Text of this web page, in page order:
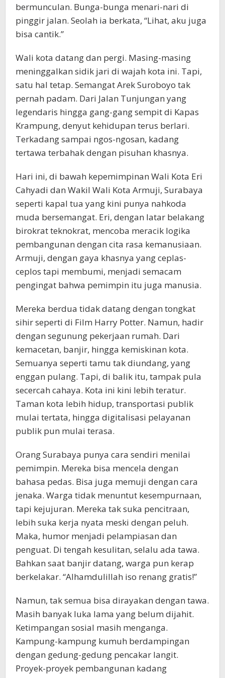
bermunculan. Bunga-bunga menari-nari di
pinggir jalan. Seolah ia berkata, “Lihat, aku juga
bisa cantik.”
Wali kota datang dan pergi. Masing-masing
meninggalkan sidik jari di wajah kota ini. Tapi,
satu hal tetap. Semangat Arek Suroboyo tak
pernah padam. Dari Jalan Tunjungan yang
legendaris hingga gang-gang sempit di Kapas
Krampung, denyut kehidupan terus berlari.
Terkadang sampai ngos-ngosan, kadang
tertawa terbahak dengan pisuhan khasnya.
Hari ini, di bawah kepemimpinan Wali Kota Eri
Cahyadi dan Wakil Wali Kota Armuji, Surabaya
seperti kapal tua yang kini punya nahkoda
muda bersemangat. Eri, dengan latar belakang
birokrat teknokrat, mencoba meracik logika
pembangunan dengan cita rasa kemanusiaan.
Armuji, dengan gaya khasnya yang ceplas-
ceplos tapi membumi, menjadi semacam
pengingat bahwa pemimpin itu juga manusia.
Mereka berdua tidak datang dengan tongkat
sihir seperti di Film Harry Potter. Namun, hadir
dengan segunung pekerjaan rumah. Dari
kemacetan, banjir, hingga kemiskinan kota.
Semuanya seperti tamu tak diundang, yang
enggan pulang. Tapi, di balik itu, tampak pula
secercah cahaya. Kota ini kini lebih teratur.
Taman kota lebih hidup, transportasi publik
mulai tertata, hingga digitalisasi pelayanan
publik pun mulai terasa.
Orang Surabaya punya cara sendiri menilai
pemimpin. Mereka bisa mencela dengan
bahasa pedas. Bisa juga memuji dengan cara
jenaka. Warga tidak menuntut kesempurnaan,
tapi kejujuran. Mereka tak suka pencitraan,
lebih suka kerja nyata meski dengan peluh.
Maka, humor menjadi pelampiasan dan
penguat. Di tengah kesulitan, selalu ada tawa.
Bahkan saat banjir datang, warga pun kerap
berkelakar. “Alhamdulillah iso renang gratis!”
Namun, tak semua bisa dirayakan dengan tawa.
Masih banyak luka lama yang belum dijahit.
Ketimpangan sosial masih menganga.
Kampung-kampung kumuh berdampingan
dengan gedung-gedung pencakar langit.
Proyek-proyek pembangunan kadang